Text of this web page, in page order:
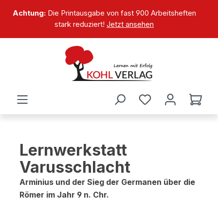
springen
Achtung:Die Printausgabe von fast 900 Arbeitsheften
stark reduziert! Jetzt ansehen
Lernwerkstatt
Varusschlacht
Arminius und der Sieg der Germanen über die
Römer im Jahr 9 n. Chr.